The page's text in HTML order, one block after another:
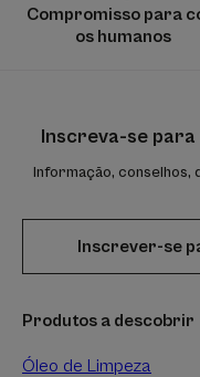
Compromisso para
os humanos
Inscreva-se
Informação, conselhos,
Inscrever-se
Produtos a descobrir
Óleo de Limpeza